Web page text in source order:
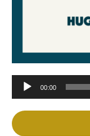
Ljudspelare
00:00